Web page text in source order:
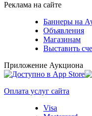
Реклама на сайте
Баннеры на
Объявления
Магазинам
Выставить
Приложение Аукциона
Оплата услуг сайта
Visa